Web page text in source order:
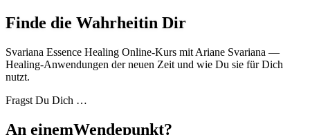
Finde die Wahrheitin Dir
Svariana Essence Healing Online‑Kurs mit Ariane Svariana —
Healing‑Anwendungen der neuen Zeit und wie Du sie für Dich
nutzt.
Fragst Du Dich …
An einemWendepunkt?